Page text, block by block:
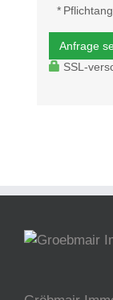
*
Anfrage
SSL-